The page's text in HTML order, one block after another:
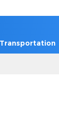
Transportation